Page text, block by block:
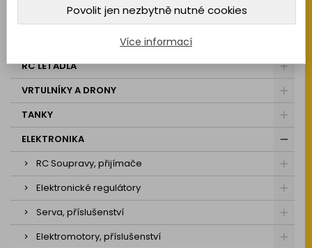
RC LETADLA
VRTULNÍKY A DRONY
TANKY
ELEKTRONIKA
RC Soupravy, přijímače
Elektronické regulátory
Serva, příslušenství
Elektromotory, příslušenství
Povolit jen nezbytně nutné cookies
Více informací